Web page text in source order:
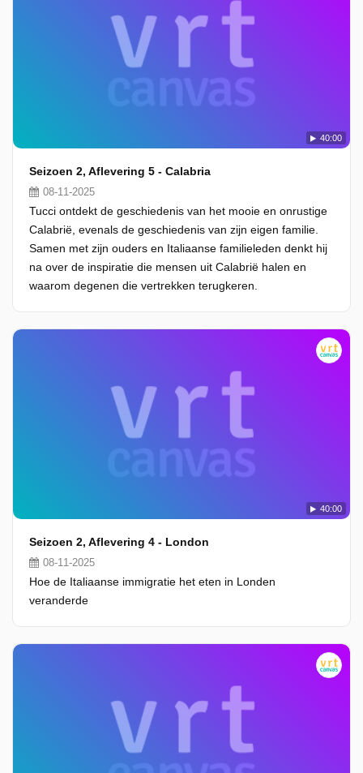
40:00
Seizoen 2, Aflevering 5 - Calabria
08-11-2025
Tucci ontdekt de geschiedenis van het mooie en onrustige
Calabrië, evenals de geschiedenis van zijn eigen familie.
Samen met zijn ouders en Italiaanse familieleden denkt hij
na over de inspiratie die mensen uit Calabrië halen en
waarom degenen die vertrekken terugkeren.
40:00
Seizoen 2, Aflevering 4 - London
08-11-2025
Hoe de Italiaanse immigratie het eten in Londen
veranderde